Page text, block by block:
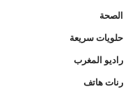
الصحة
حلويات سريعة
راديو المغرب
رنات هاتف